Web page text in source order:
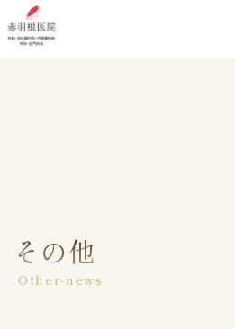
初めての方へ
診療案内
その他
Other-news